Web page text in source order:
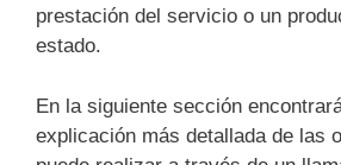
prestación del servicio o un
estado.
En la siguiente sección
explicación más detallada de las